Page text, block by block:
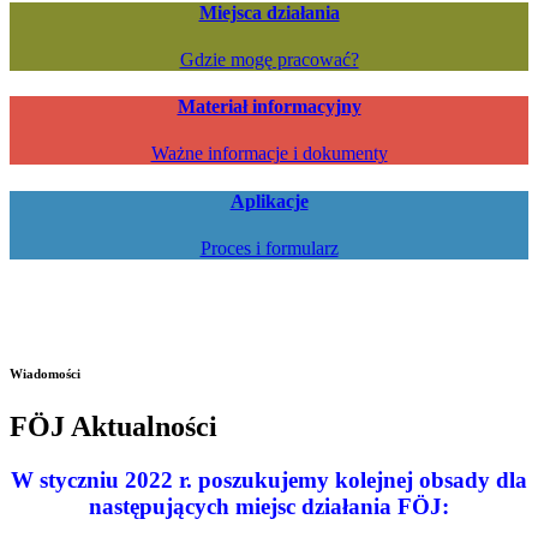
Miejsca działania
Gdzie mogę pracować?
Materiał informacyjny
Ważne informacje i dokumenty
Aplikacje
Proces i formularz
Wiadomości
FÖJ Aktualności
W styczniu 2022 r. poszukujemy kolejnej obsady dla
następujących miejsc działania FÖJ: